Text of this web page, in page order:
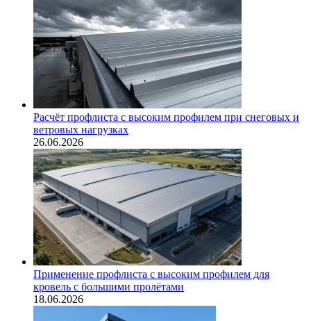
Расчёт профлиста с высоким профилем при снеговых и
ветровых нагрузках
26.06.2026
Применение профлиста с высоким профилем для
кровель с большими пролётами
18.06.2026